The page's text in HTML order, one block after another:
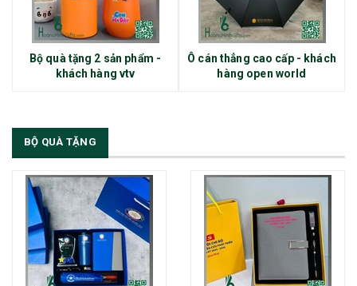
Bộ quà tặng 2 sản phẩm -
khách hàng vtv
Ô cán thẳng cao cấp - khách
hàng open world
BỘ QUÀ TẶNG